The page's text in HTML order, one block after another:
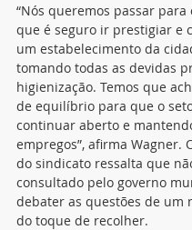
“Nós queremos passar para
que é seguro ir prestigiar e
um estabelecimento da
tomando todas as devidas
higienização. Temos que
de equilíbrio para que o
continuar aberto e
empregos”, afirma Wagner.
do sindicato ressalta que
consultado pelo governo
debater as questões de um
do toque de recolher.